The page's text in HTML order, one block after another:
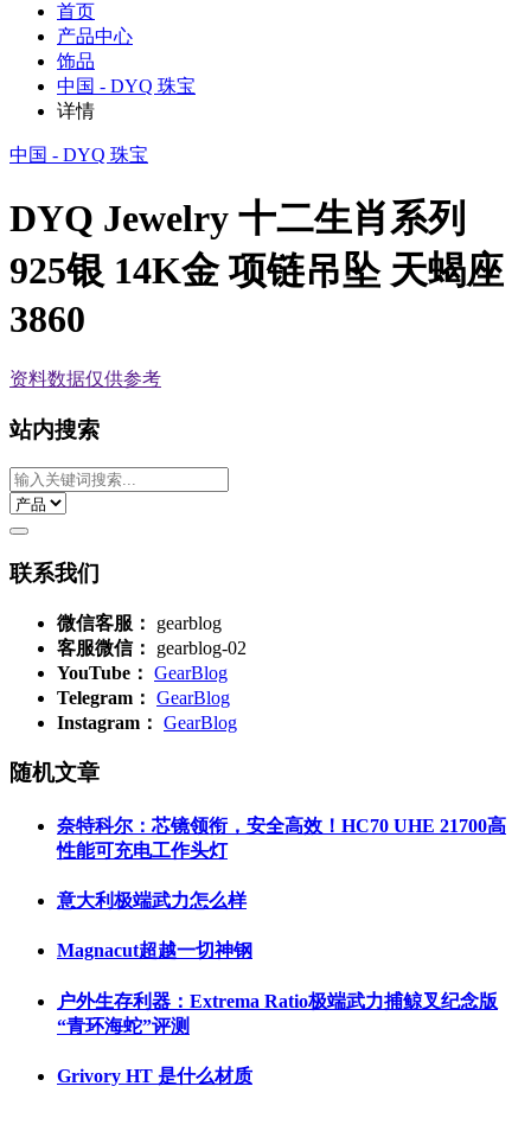
首页
产品中心
饰品
中国 - DYQ 珠宝
详情
中国 - DYQ 珠宝
DYQ Jewelry 十二生肖系列
925银 14K金 项链吊坠 天蝎座
3860
资料数据仅供参考
站内搜索
联系我们
微信客服：
gearblog
客服微信：
gearblog-02
YouTube： GearBlog
Telegram： GearBlog
Instagram： GearBlog
随机文章
奈特科尔：芯镜领衔，安全高效！HC70 UHE 21700高
性能可充电工作头灯
意大利极端武力怎么样
Magnacut超越一切神钢
户外生存利器：Extrema Ratio极端武力捕鲸叉纪念版
“青环海蛇”评测
Grivory HT 是什么材质